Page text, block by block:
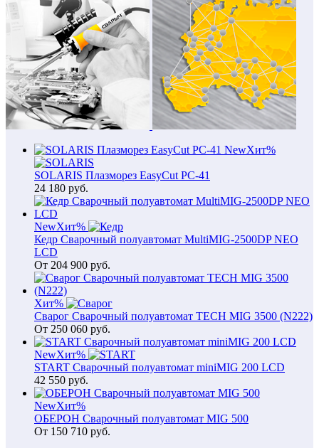
NewХит%
SOLARIS Плазморез EasyCut PC-41
24 180 руб.
NewХит%
Кедр Сварочный полуавтомат MultiMIG-2500DP NEO
LCD
От 204 900 руб.
Хит%
Сварог Сварочный полуавтомат TECH MIG 3500 (N222)
От 250 060 руб.
NewХит%
START Сварочный полуавтомат miniMIG 200 LCD
42 550 руб.
NewХит%
ОБЕРОН Сварочный полуавтомат MIG 500
От 150 710 руб.